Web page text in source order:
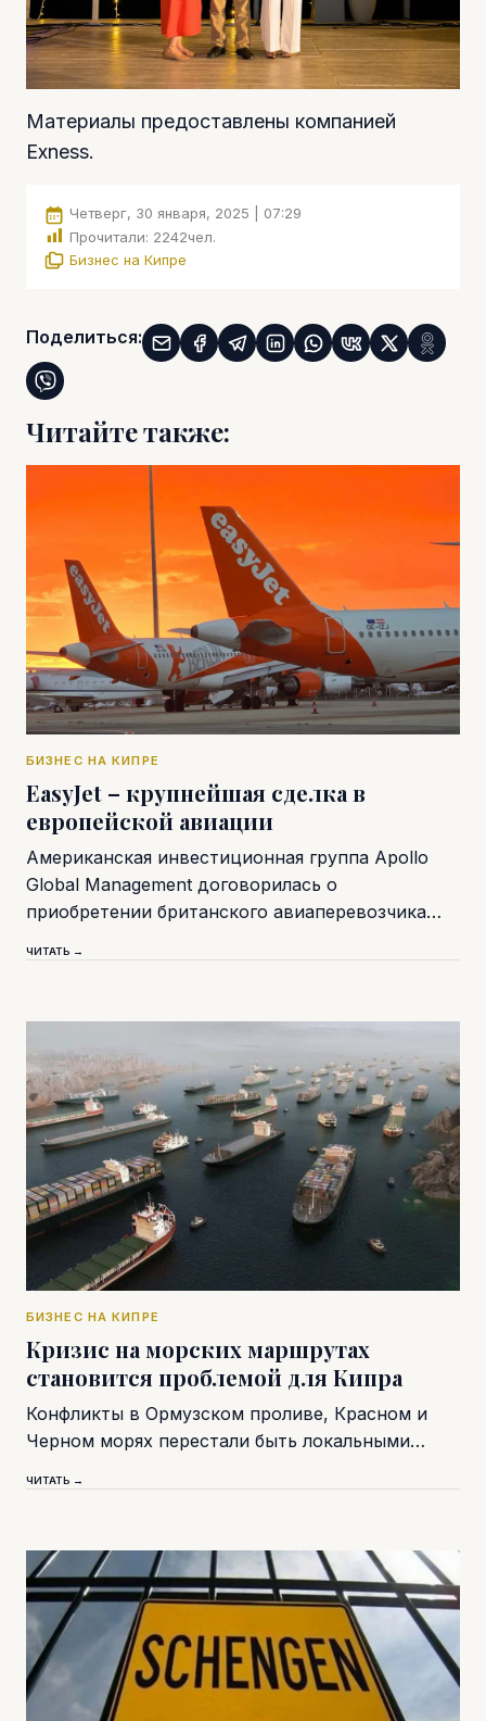
Материалы предоставлены компанией
Exness.
Четверг, 30 января, 2025 | 07:29
Прочитали: 2242чел.
Бизнес на Кипре
Поделиться:
Читайте также:
БИЗНЕС НА КИПРЕ
EasyJet – крупнейшая сделка в
европейской авиации
Американская инвестиционная группа Apollo
Global Management договорилась о
приобретении британского авиаперевозчика…
ЧИТАТЬ →
БИЗНЕС НА КИПРЕ
Кризис на морских маршрутах
становится проблемой для Кипра
Конфликты в Ормузском проливе, Красном и
Черном морях перестали быть локальными…
ЧИТАТЬ →